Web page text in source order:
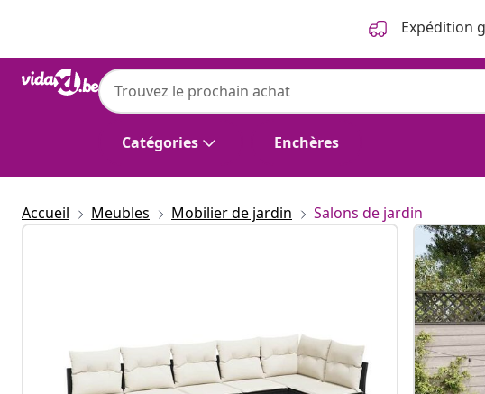
Expédition
Catégories Enchères
Accueil Meubles Mobilier de jardin Salons de jardin